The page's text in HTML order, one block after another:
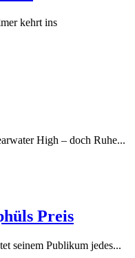
kehrt ins
High – doch Ruhe...
Preis
seinem Publikum jedes...